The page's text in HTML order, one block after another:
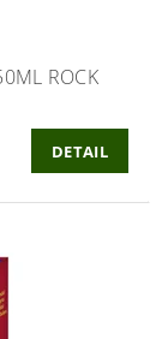
ROCK
DETAIL